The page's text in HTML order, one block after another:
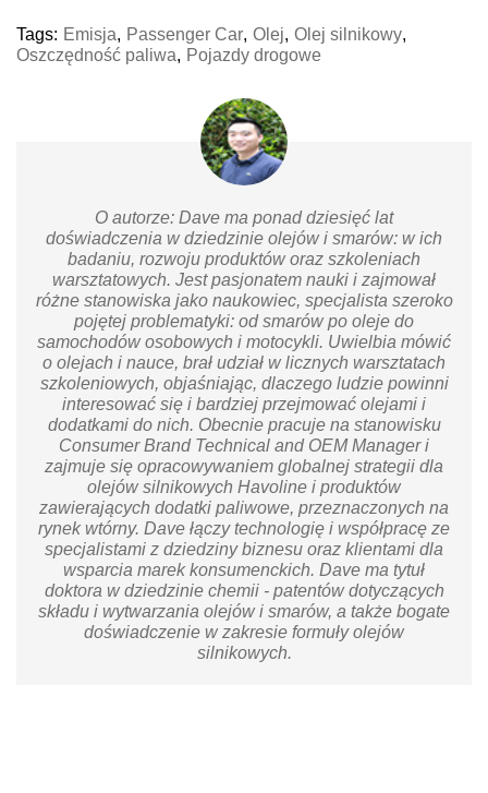
Tags: Emisja, Passenger Car, Olej, Olej silnikowy,
Oszczędność paliwa, Pojazdy drogowe
O autorze: Dave ma ponad dziesięć lat
doświadczenia w dziedzinie olejów i smarów: w ich
badaniu, rozwoju produktów oraz szkoleniach
warsztatowych. Jest pasjonatem nauki i zajmował
różne stanowiska jako naukowiec, specjalista szeroko
pojętej problematyki: od smarów po oleje do
samochodów osobowych i motocykli. Uwielbia mówić
o olejach i nauce, brał udział w licznych warsztatach
szkoleniowych, objaśniając, dlaczego ludzie powinni
interesować się i bardziej przejmować olejami i
dodatkami do nich. Obecnie pracuje na stanowisku
Consumer Brand Technical and OEM Manager i
zajmuje się opracowywaniem globalnej strategii dla
olejów silnikowych Havoline i produktów
zawierających dodatki paliwowe, przeznaczonych na
rynek wtórny. Dave łączy technologię i współpracę ze
specjalistami z dziedziny biznesu oraz klientami dla
wsparcia marek konsumenckich. Dave ma tytuł
doktora w dziedzinie chemii - patentów dotyczących
składu i wytwarzania olejów i smarów, a także bogate
doświadczenie w zakresie formuły olejów
silnikowych.